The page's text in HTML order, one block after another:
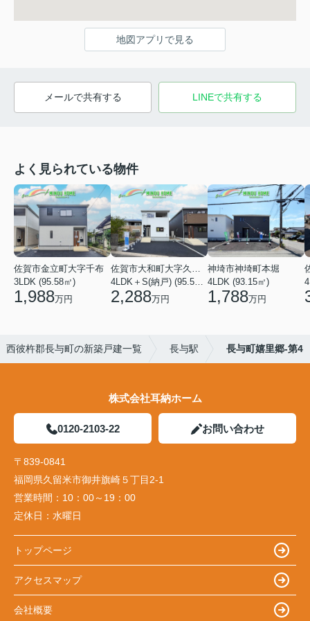
地図アプリで見る
メールで共有する LINEで共有する
よく見られている物件
佐賀市金立町大字千布
3LDK (95.58㎡)
1,988万円
佐賀市大和町大字久池井
4LDK＋S(納戸) (95.58㎡)
2,288万円
神埼市神埼町本堀
4LDK (93.15㎡)
1,788万円
西彼杵郡長与町の新築戸建一覧 長与駅 長与町嬉里郷-第4
株式会社耳納ホーム
0120-2103-22 お問い合わせ
〒839-0841
福岡県久留米市御井旗崎５丁目2-1
営業時間： 10：00～19：00
定休日： 水曜日
トップページ
アクセスマップ
会社概要